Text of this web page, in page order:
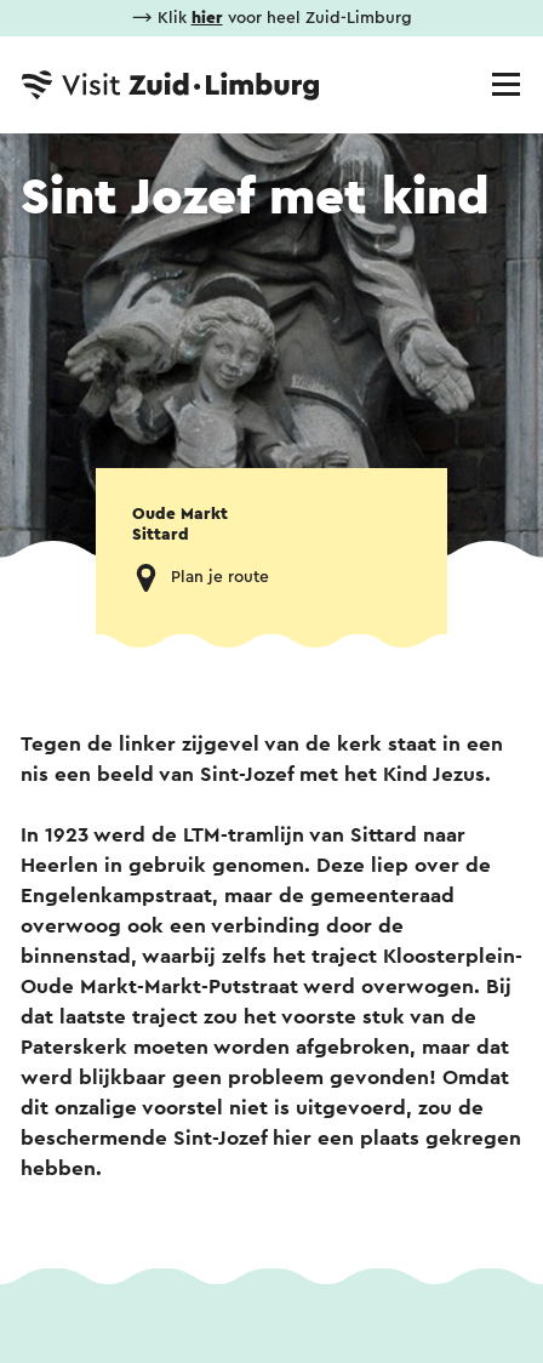
⟶ Klik hiervoor heel Zuid-Limburg
Sint Jozef met kind
Oude Markt
Sittard
Plan je route
Tegen de linker zijgevel van de kerk staat in een
nis een beeld van Sint-Jozef met het Kind Jezus.
In 1923 werd de LTM-tramlijn van Sittard naar
Heerlen in gebruik genomen. Deze liep over de
Engelenkampstraat, maar de gemeenteraad
overwoog ook een verbinding door de
binnenstad, waarbij zelfs het traject Kloosterplein-
Oude Markt-Markt-Putstraat werd overwogen. Bij
dat laatste traject zou het voorste stuk van de
Paterskerk moeten worden afgebroken, maar dat
werd blijkbaar geen probleem gevonden! Omdat
dit onzalige voorstel niet is uitgevoerd, zou de
beschermende Sint-Jozef hier een plaats gekregen
hebben.